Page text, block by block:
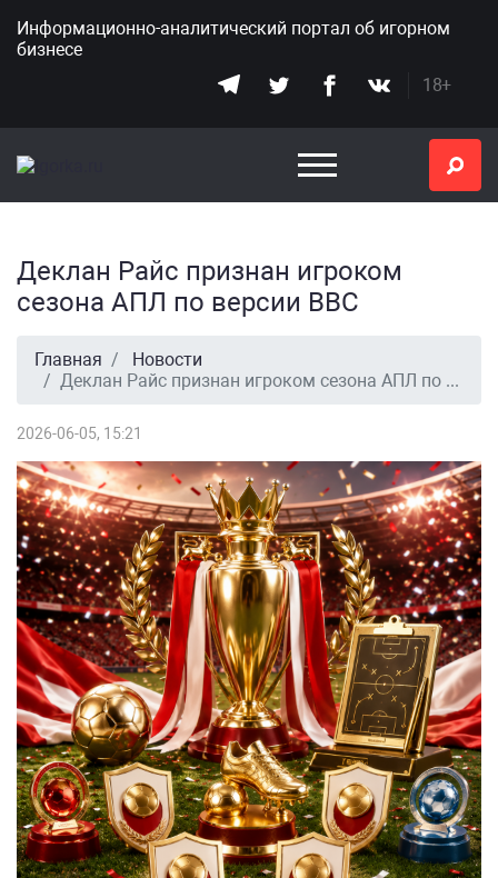
Информационно-аналитический портал об игорном
бизнесе
18+
Деклан Райс признан игроком
сезона АПЛ по версии BBC
Главная
Новости
Деклан Райс признан игроком сезона АПЛ по версии BBC
2026-06-05, 15:21